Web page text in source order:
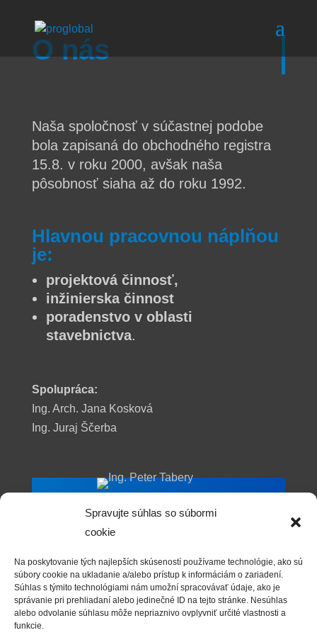
Spravujte súhlas so súbormi
cookie
Na poskytovanie tých najlepších skúseností používame technológie, ako sú
súbory cookie na ukladanie a/alebo prístup k informáciám o zariadení.
Súhlas s týmito technológiami nám umožní spracovávať údaje, ako je
správanie pri prehliadaní alebo jedinečné ID na tejto stránke. Nesúhlas
alebo odvolanie súhlasu môže nepriaznivo ovplyvniť určité vlastnosti a
funkcie.
O nás
Naša spoločnosť v súčastnej podobe
bola zapisaná do obchodného registra
15.8. v roku 2000, avšak naša
pôsobnosť siaha až do roku 1992.
Hlavnou pracovnou náplňou
je:
projektová činnosť,
inžinierska činnost
poradenstvo v oblasti
stavebnictva.
Spolupráca:
Ing. Arch. Jana Kosková
Ing. Juraj Ščerba
Ing. Peter Tabery
*1962, Bratislava
Ing. Beáta Kulcsárová